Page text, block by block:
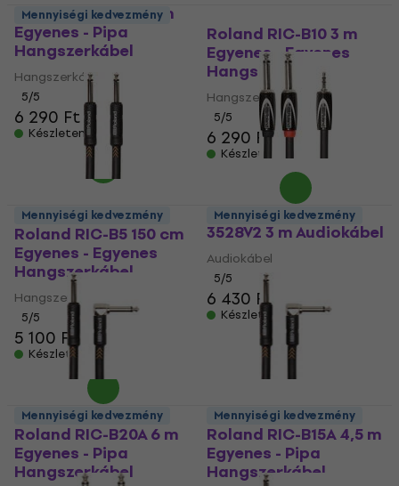
Roland RIC-B10A 3 m
Egyenes - Pipa
Hangszerkábel
Hangszerkábel
5/5
6 290 Ft
Készleten
Roland RIC-B10 3 m
Egyenes - Egyenes
Hangszerkábel
Hangszerkábel
5/5
6 290 Ft
Készleten
Mennyiségi kedvezmény
Roland RIC-B5 150 cm
Egyenes - Egyenes
Hangszerkábel
Hangszerkábel
5/5
5 100 Ft
Készleten
Roland RCC-10-
3528V2 3 m Audiokábel
Audiokábel
5/5
6 430 Ft
Készleten
Mennyiségi kedvezmény
Roland RIC-B20A 6 m
Egyenes - Pipa
Hangszerkábel
Mennyiségi kedvezmény
Roland RIC-B15A 4,5 m
Egyenes - Pipa
Hangszerkábel
Mennyiségi kedvezmény Mennyiségi kedvezmény